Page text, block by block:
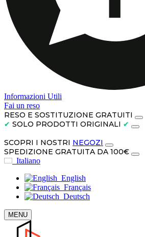
Informazioni Utili
Fai un reso
RESO E SOSTITUZIONE GRATUITI
✔ SOLO PRODOTTI ORIGINALI ✔
SCOPRI I NOSTRI NEGOZI
SPEDIZIONE GRATUITA DA 100€
Italiano
English
Français
Deutsch
MENU